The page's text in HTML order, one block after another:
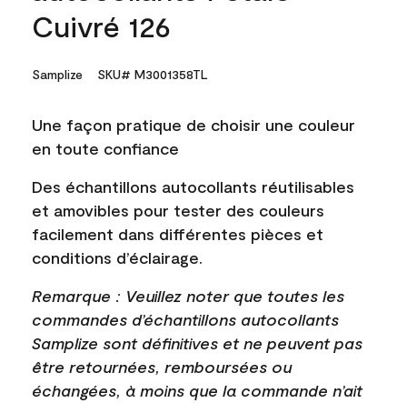
Cuivré 126
Samplize SKU# M3001358TL
Une façon pratique de choisir une couleur
en toute confiance
Des échantillons autocollants réutilisables
et amovibles pour tester des couleurs
facilement dans différentes pièces et
conditions d’éclairage.
Remarque : Veuillez noter que toutes les
commandes d’échantillons autocollants
Samplize sont définitives et ne peuvent pas
être retournées, remboursées ou
échangées, à moins que la commande n’ait